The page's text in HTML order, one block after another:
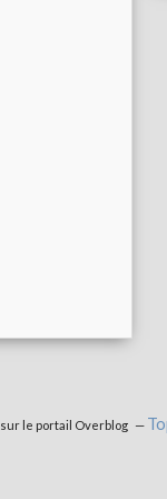
le portail Overblog